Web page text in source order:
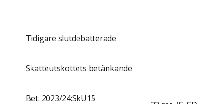
Tidigare slutdebatterade
Skatteutskottets betänkande
Bet. 2023/24:SkU15